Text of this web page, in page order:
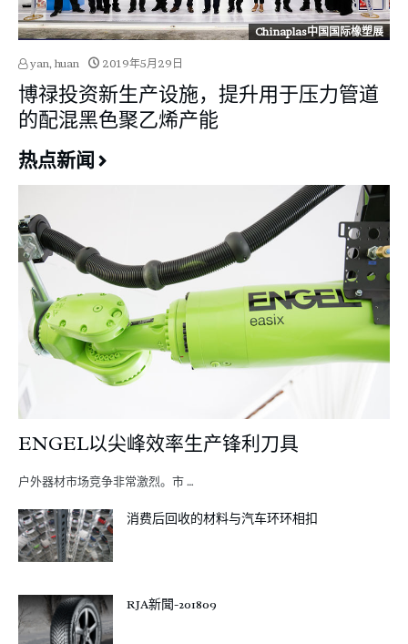
Chinaplas中国国际橡塑展
yan, huan 2019年5月29日
博禄投资新生产设施，提升用于压力管道
的配混黑色聚乙烯产能
热点新闻
ENGEL以尖峰效率生产锋利刀具
户外器材市场竞争非常激烈。市 …
消费后回收的材料与汽车环环相扣
RJA新聞-201809